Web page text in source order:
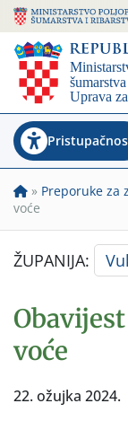
» Preporuke za
voće
ŽUPANIJA:
voće
22. ožujka 2024.